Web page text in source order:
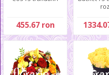
455.67 ron
roz